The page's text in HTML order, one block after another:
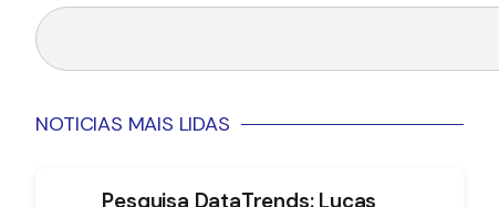
NOTICIAS MAIS LIDAS
Pesquisa DataTrends: Lucas